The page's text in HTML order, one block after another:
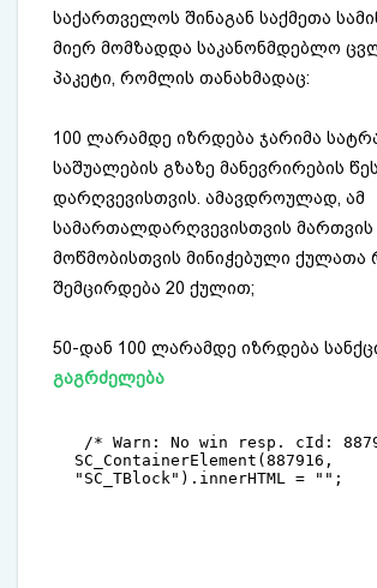
საქართველოს შინაგან საქმეთა
მიერ მომზადდა საკანონმდებლო
პაკეტი, რომლის თანახმადაც:
100 ლარამდე იზრდება ჯარიმა
საშუალების გზაზე მანევრირების
დარღვევისთვის. ამავდროულად, ამ
სამართალდარღვევისთვის მართვის
მოწმობისთვის მინიჭებული ქულათა
შემცირდება 20 ქულით;
50-დან 100 ლარამდე იზრდება
გაგრძელება